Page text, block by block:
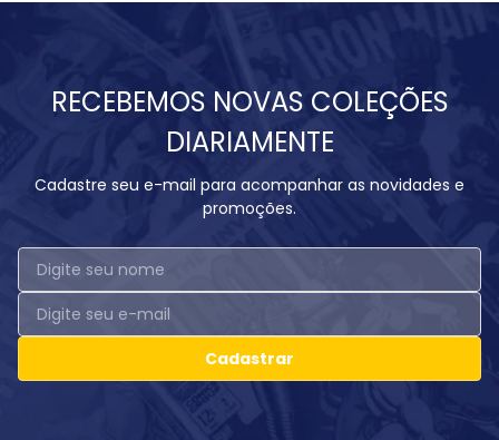
RECEBEMOS NOVAS COLEÇÕES
DIARIAMENTE
Cadastre seu e-mail para acompanhar as novidades e
promoções.
Cadastrar